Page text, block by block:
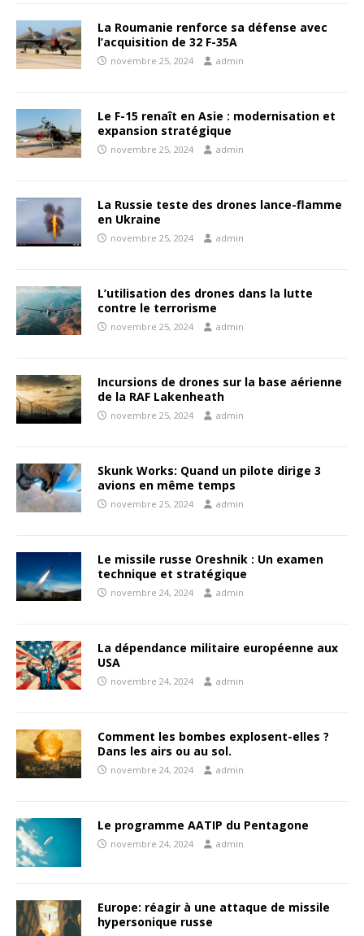
La Roumanie renforce sa défense avec
l’acquisition de 32 F-35A
novembre 25, 2024 admin
Le F-15 renaît en Asie : modernisation et
expansion stratégique
novembre 25, 2024 admin
La Russie teste des drones lance-flamme
en Ukraine
novembre 25, 2024 admin
L’utilisation des drones dans la lutte
contre le terrorisme
novembre 25, 2024 admin
Incursions de drones sur la base aérienne
de la RAF Lakenheath
novembre 25, 2024 admin
Skunk Works: Quand un pilote dirige 3
avions en même temps
novembre 25, 2024 admin
Le missile russe Oreshnik : Un examen
technique et stratégique
novembre 24, 2024 admin
La dépendance militaire européenne aux
USA
novembre 24, 2024 admin
Comment les bombes explosent-elles ?
Dans les airs ou au sol.
novembre 24, 2024 admin
Le programme AATIP du Pentagone
novembre 24, 2024 admin
Europe: réagir à une attaque de missile
hypersonique russe